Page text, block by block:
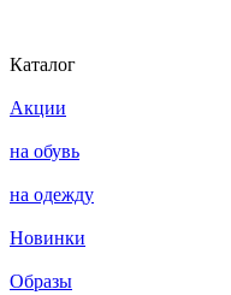
Каталог
Акции
на обувь
на одежду
Новинки
Образы